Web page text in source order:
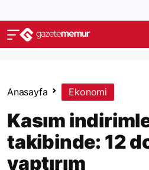
Anasayfa Ekonomi
Kasım
takibinde: 12
yaptırım